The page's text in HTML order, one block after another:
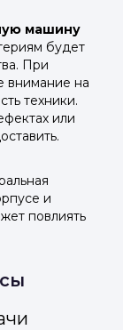
машину
будет
При
внимание на
техники.
или
и
повлиять